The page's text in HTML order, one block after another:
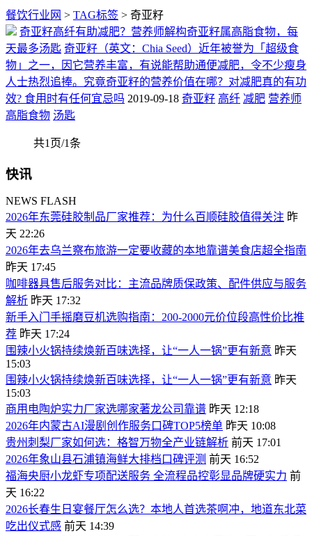
餐饮行业网 > TAG标签 > 奇亚籽
奇亚籽高纤有助减肥？营养师解构奇亚籽属高脂食物，每
天最多汤匙 奇亚籽（英文：Chia Seed）近年被誉为「超级食
物」之一，因它营养丰富，有说能帮助通便减肥，令不少瘦身
人士热烈追捧。究竟奇亚籽的营养价值在哪？对减肥真的有功
效? 食用时有任何宜忌吗 2019-09-18 奇亚籽 高纤 减肥 营养师
高脂食物 汤匙
共1页/1条
快讯
NEWS FLASH
2026年东莞硅胶制品厂家推荐：为什么百顺硅胶值得关注 昨
天 22:26
2026年去乌兰察布旅游一定要收藏的本地靠谱美食店超全指南
昨天 17:45
咖啡器具售后服务对比：主流品牌质保政策、配件供应与服务
解析 昨天 17:32
新手入门手摇磨豆机选购指南：200-2000元价位段高性价比推
荐 昨天 17:24
围辣小火锅持续焕新百味选择，让“一人一锅”更有新意 昨天
15:03
围辣小火锅持续焕新百味选择，让“一人一锅”更有新意 昨天
15:03
商用电陶炉实力厂家选哪家著龙公司靠谱 昨天 12:18
2026年内蒙古AI漫剧创作服务口碑TOP5榜单 昨天 10:08
贵州刺梨厂家如何选：格智万物全产业链解析 前天 17:01
2026年象山县石浦镇海鲜大排档口碑评测 前天 16:52
福海央厨小龙虾专项配送服务 全流程品控彰显品牌硬实力 前
天 16:22
2026长春生日宴餐厅怎么选？本地人首选茶啊冲，地道东北菜
吃出仪式感 前天 14:39